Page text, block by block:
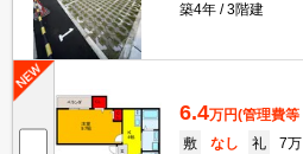
築4年
3階建
6.4万円(管理費
敷
なし 礼
7万